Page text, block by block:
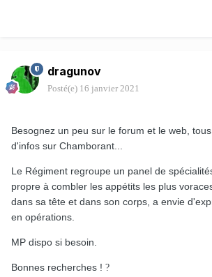
dragunov
Posté(e) 16 janvier 2021
Besognez un peu sur le forum et le web,
d'infos sur Chamborant...
Le Régiment regroupe un panel de
propre à combler les appétits les plus
dans sa tête et dans son corps, a envie
en opérations.
MP dispo si besoin.
Bonnes recherches ! ?